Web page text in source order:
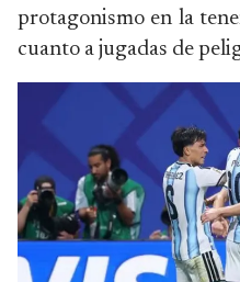
protagonismo en la
cuanto a jugadas de